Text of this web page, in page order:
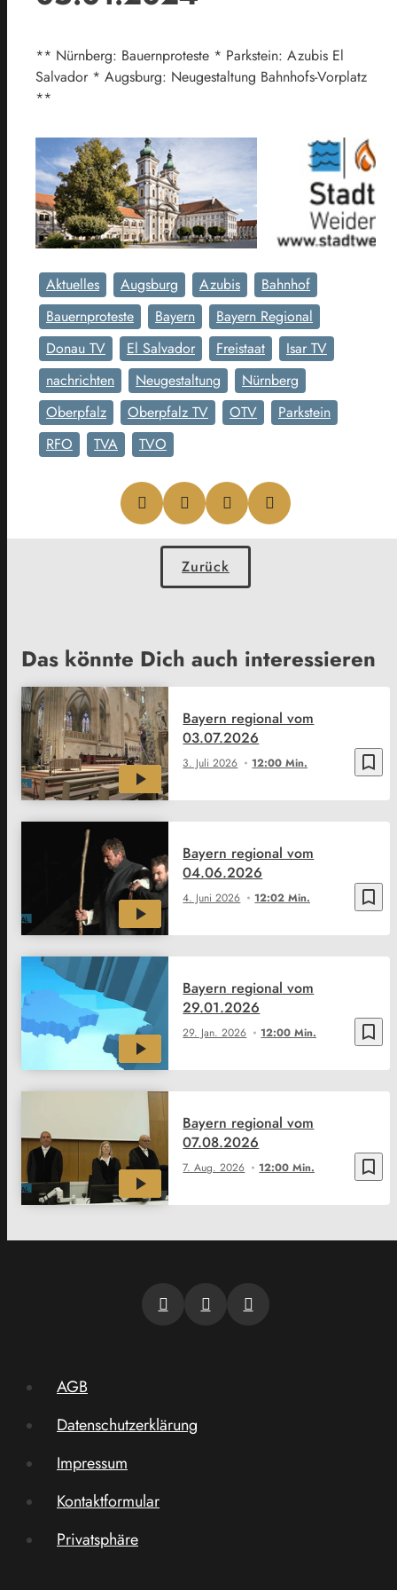
** Nürnberg: Bauernproteste * Parkstein: Azubis El
Salvador * Augsburg: Neugestaltung Bahnhofs-Vorplatz
**
Aktuelles Augsburg Azubis
Bahnhof
Bauernproteste
Bayern
Bayern Regional
Donau TV
El Salvador Freistaat
Isar TV
nachrichten
Neugestaltung
Nürnberg
Oberpfalz
Oberpfalz TV OTV
Parkstein
RFO
TVA TVO
Zurück
Das könnte Dich auch interessieren
bookmark_border
3. Juli 2026 12:00 Min.
Bayern regional vom
03.07.2026
bookmark_border
4. Juni 2026 12:02 Min.
Bayern regional vom
04.06.2026
bookmark_border
29. Jan. 2026 12:00 Min.
Bayern regional vom
29.01.2026
bookmark_border
7. Aug. 2026 12:00 Min.
Bayern regional vom
07.08.2026
AGB
Datenschutzerklärung
Impressum
Kontaktformular
Privatsphäre